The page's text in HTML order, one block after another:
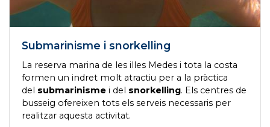
Submarinisme i snorkelling
La reserva marina de les illes Medes i tota la costa
formen un indret molt atractiu per a la pràctica
del submarinisme i del snorkelling. Els centres de
busseig ofereixen tots els serveis necessaris per
realitzar aquesta activitat.